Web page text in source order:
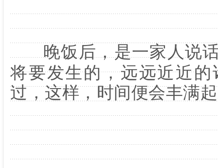
晚饭后，是一家人说
将要发生的，远远近近
过，这样，时间便会丰满